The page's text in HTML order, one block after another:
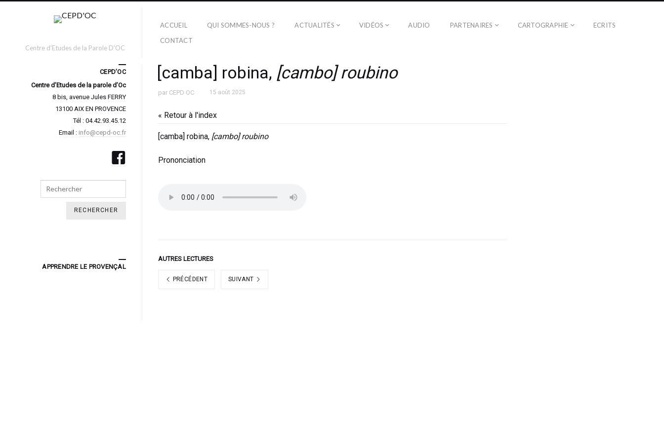
Centre d'Etudes de la Parole D'OC
ACCUEIL QUI SOMMES-NOUS ? ACTUALITÉS VIDÉOS AUDIO PARTENAIRES CARTOGRAPHIE
ECRITS
CONTACT
[camba] robina, [cambo] roubino
par CEPD OC 15 août 2025
« Retour à l'index
[camba] robina, [cambo] roubino
Prononciation
AUTRES LECTURES
PRÉCÉDENT SUIVANT
CEPD’OC
Centre d’Etudes de la parole d’Oc
8 bis, avenue Jules FERRY
13100 AIX EN PROVENCE
Tél : 04.42.93.45.12
Email : info@cepd-oc.fr
Search
APPRENDRE LE PROVENÇAL